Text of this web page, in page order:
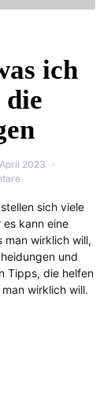
ich
2023
sich viele
es kann eine
man wirklich will,
und
Tipps, die helfen
wirklich will.